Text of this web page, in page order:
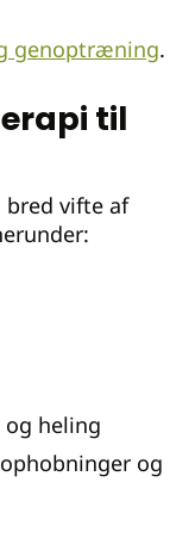
genoptræning.
til
bred vifte af
heling
og